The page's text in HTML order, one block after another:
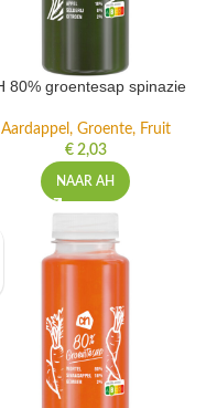
80% groentesap spinazie
Aardappel, Groente, Fruit
€2,03
NAAR AH